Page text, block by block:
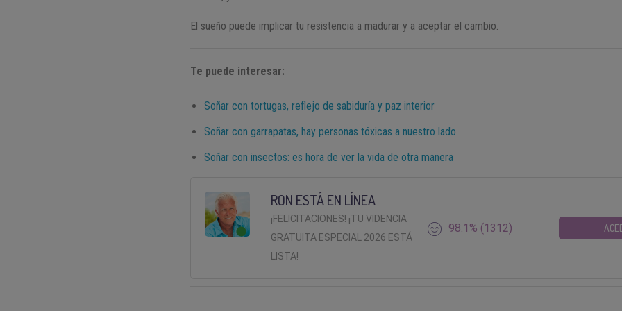
El sueño puede implicar tu resistencia a madurar y a aceptar el cambio.
Te puede interesar:
Soñar con tortugas, reflejo de sabiduría y paz interior
Soñar con garrapatas, hay personas tóxicas a nuestro lado
Soñar con insectos: es hora de ver la vida de otra manera
RON ESTÁ EN LÍNEA
¡FELICITACIONES! ¡TU VIDENCIA
GRATUITA ESPECIAL 2026 ESTÁ
LISTA!
98.1% (1312)